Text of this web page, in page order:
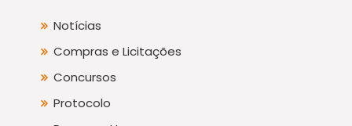
Notícias
Compras e Licitações
Concursos
Protocolo